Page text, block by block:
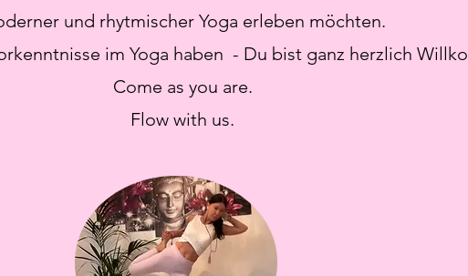
und rhytmischer Yoga erleben möchten.
im Yoga haben - Du bist ganz herzlich
Come as you are.
Flow with us.